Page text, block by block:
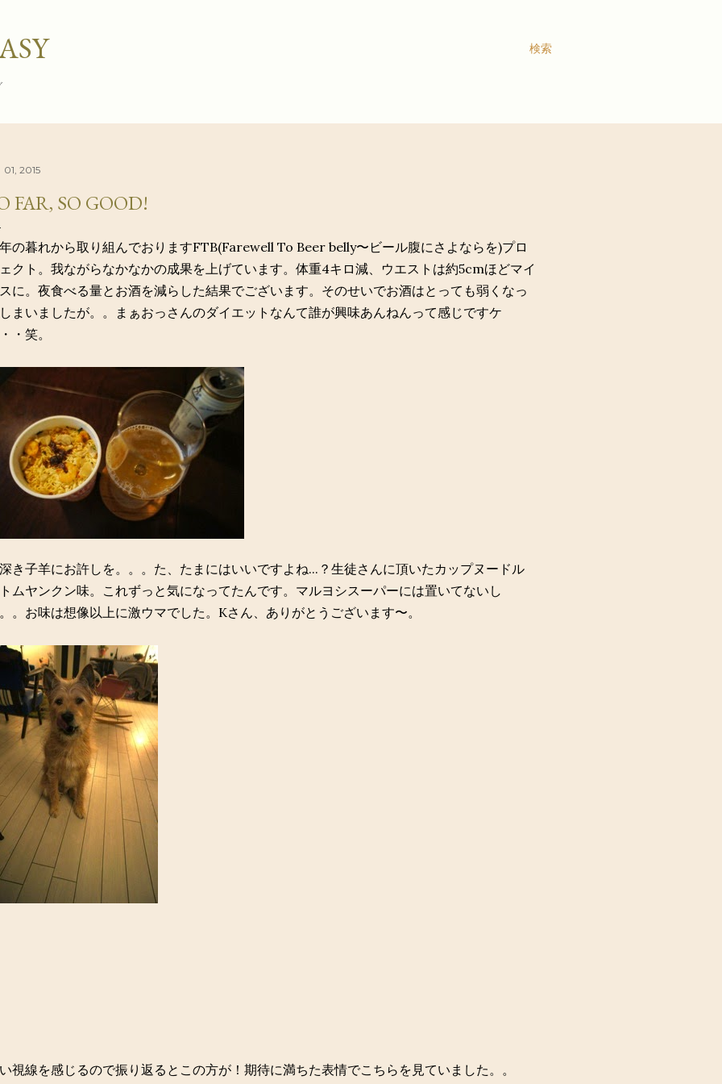
検索
01, 2015
FAR, SO GOOD!
の暮れから取り組んでおりますFTB(Farewell To Beer belly〜ビール腹にさよならを)プロ
クト。我ながらなかなかの成果を上げています。体重4キロ減、ウエストは約5cmほどマイ
に。夜食べる量とお酒を減らした結果でございます。そのせいでお酒はとっても弱くなっ
まいましたが。。まぁおっさんのダイエットなんて誰が興味あんねんって感じですケ
・笑。
き子羊にお許しを。。。た、たまにはいいですよね...？生徒さんに頂いたカップヌードル
ムヤンクン味。これずっと気になってたんです。マルヨシスーパーには置いてないし
。お味は想像以上に激ウマでした。Kさん、ありがとうございます〜。
視線を感じるので振り返るとこの方が！期待に満ちた表情でこちらを見ていました。。